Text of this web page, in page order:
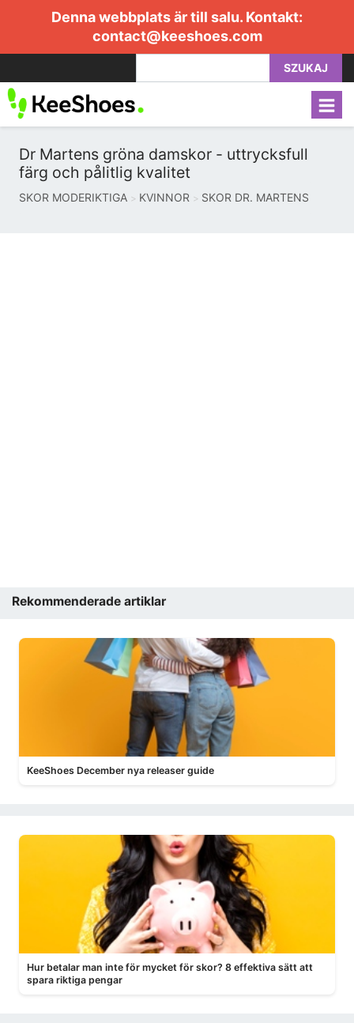
Denna webbplats är till salu. Kontakt:
contact@keeshoes.com
SZUKAJ
Dr Martens gröna damskor - uttrycksfull
färg och pålitlig kvalitet
SKOR MODERIKTIGA KVINNOR SKOR DR. MARTENS
Rekommenderade artiklar
KeeShoes December nya releaser guide
Hur betalar man inte för mycket för skor? 8 effektiva sätt att
spara riktiga pengar